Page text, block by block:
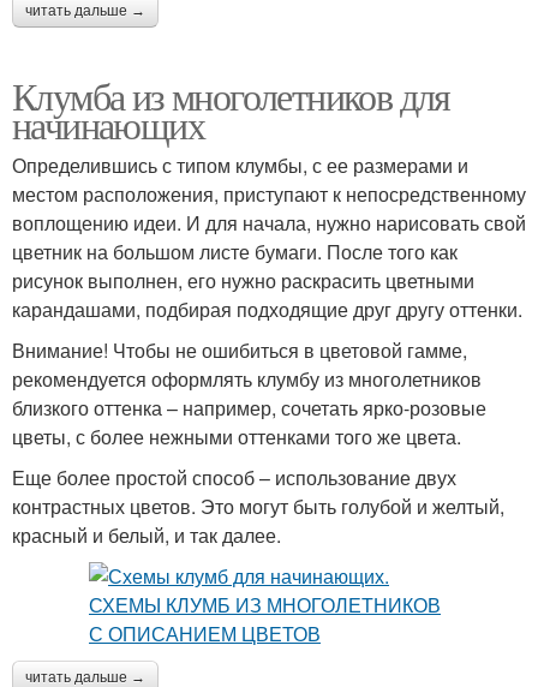
читать дальше →
Клумба из многолетников для
начинающих
Определившись с типом клумбы, с ее размерами и
местом расположения, приступают к непосредственному
воплощению идеи. И для начала, нужно нарисовать свой
цветник на большом листе бумаги. После того как
рисунок выполнен, его нужно раскрасить цветными
карандашами, подбирая подходящие друг другу оттенки.
Внимание! Чтобы не ошибиться в цветовой гамме,
рекомендуется оформлять клумбу из многолетников
близкого оттенка – например, сочетать ярко-розовые
цветы, с более нежными оттенками того же цвета.
Еще более простой способ – использование двух
контрастных цветов. Это могут быть голубой и желтый,
красный и белый, и так далее.
читать дальше →